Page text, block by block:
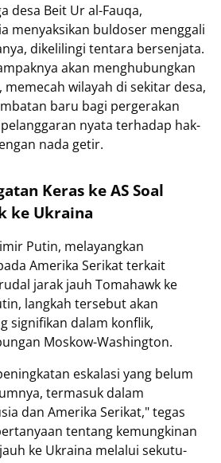
desa Beit Ur al-Fauqa,
menyaksikan buldoser menggali
dikelilingi tentara bersenjata.
akan menghubungkan
wilayah di sekitar desa,
baru bagi pergerakan
nyata terhadap hak-
nada getir.
Keras ke AS Soal
ke Ukraina
Putin, melayangkan
Amerika Serikat terkait
jarak jauh Tomahawk ke
langkah tersebut akan
signifikan dalam konflik,
Moskow-Washington.
eskalasi yang belum
termasuk dalam
dan Amerika Serikat," tegas
tentang kemungkinan
ke Ukraina melalui sekutu-